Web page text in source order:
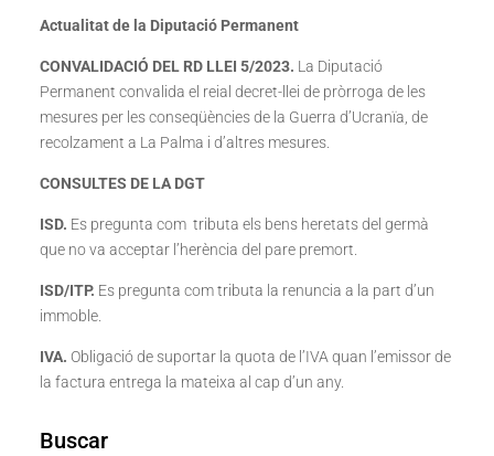
Actualitat de la Diputació Permanent
CONVALIDACIÓ DEL RD LLEI 5/2023. La Diputació
Permanent convalida el reial decret-llei de pròrroga de les
mesures per les conseqüències de la Guerra d’Ucranïa, de
recolzament a La Palma i d’altres mesures.
CONSULTES DE LA DGT
ISD. Es pregunta com tributa els bens heretats del germà
que no va acceptar l’herència del pare premort.
ISD/ITP. Es pregunta com tributa la renuncia a la part d’un
immoble.
IVA. Obligació de suportar la quota de l’IVA quan l’emissor de
la factura entrega la mateixa al cap d’un any.
Buscar